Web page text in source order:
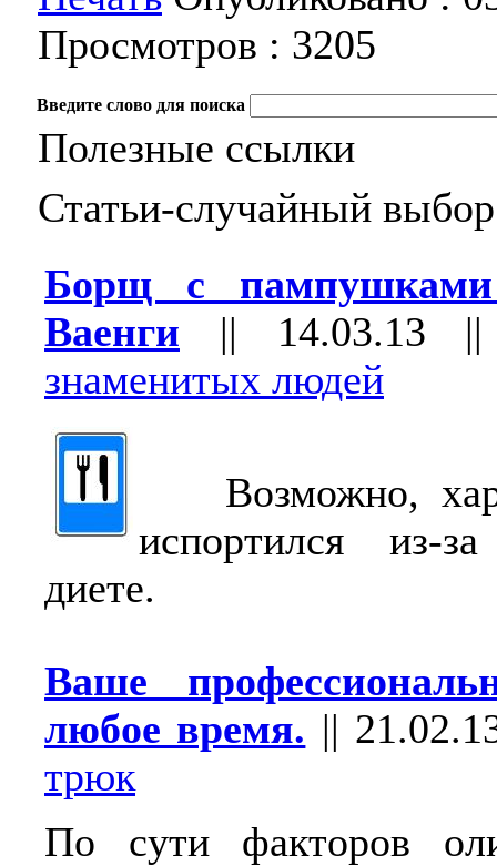
Просмотров : 3205
Введите слово для поиска
Полезные ссылки
Статьи-случайный выбор
Борщ с
Ваенги || 14.03.13
знаменитых людей
Возможно,
испортился из-
диете.
Ваше
любое время. ||
трюк
По сути факторов